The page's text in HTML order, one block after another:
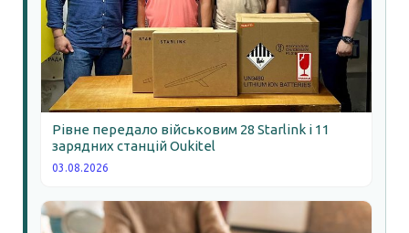
Рівне передало військовим 28 Starlink і 11
зарядних станцій Oukitel
03.08.2026